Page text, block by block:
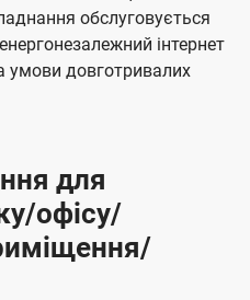
обслуговується
інтернет
умови довготривалих
для
офісу/